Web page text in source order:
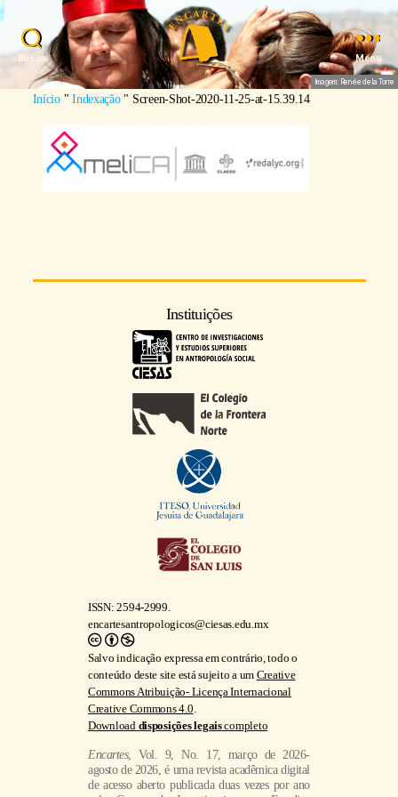
Busca Menu
Imagem: Renée de la Torre
Início"Indexação" Screen-Shot-2020-11-25-at-15.39.14
Instituições
ISSN: 2594-2999.
encartesantropologicos@ciesas.edu.mx
Salvo indicação expressa em contrário, todo o
conteúdo deste site está sujeito a um Creative
Commons Atribuição- Licença Internacional
Creative Commons 4.0
Download disposições legaiscompleto
Encartes, Vol. 9, No. 17, março de 2026-
agosto de 2026, é uma revista acadêmica digital
de acesso aberto publicada duas vezes por ano